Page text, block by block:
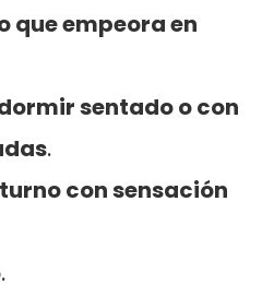
que empeora en
sentado o con
.
con sensación
.